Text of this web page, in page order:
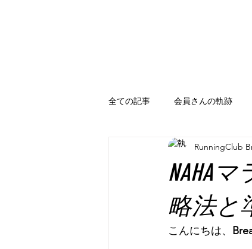
全ての記事 会員さんの軌跡
ランニング知識 イベント
NAHA
略法と
RunningClub
こんにちは、